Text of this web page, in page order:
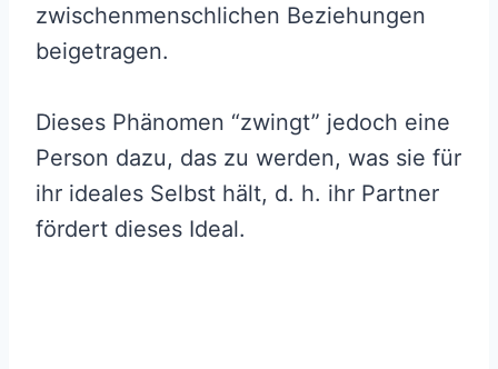
zwischenmenschlichen Beziehungen
beigetragen.
Dieses Phänomen “zwingt” jedoch eine
Person dazu, das zu werden, was sie für
ihr ideales Selbst hält, d. h. ihr Partner
fördert dieses Ideal.